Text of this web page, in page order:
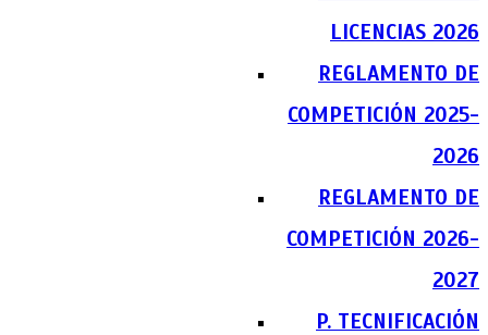
LICENCIAS 2026
REGLAMENTO DE
COMPETICIÓN 2025-
2026
REGLAMENTO DE
COMPETICIÓN 2026-
2027
P. TECNIFICACIÓN